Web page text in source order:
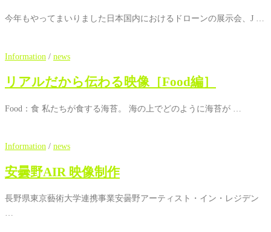
今年もやってまいりました日本国内におけるドローンの展示会、J …
Information / news
リアルだから伝わる映像［Food編］
Food：食 私たちが食する海苔。 海の上でどのように海苔が …
Information / news
安曇野AIR 映像制作
長野県東京藝術大学連携事業安曇野アーティスト・イン・レジデン